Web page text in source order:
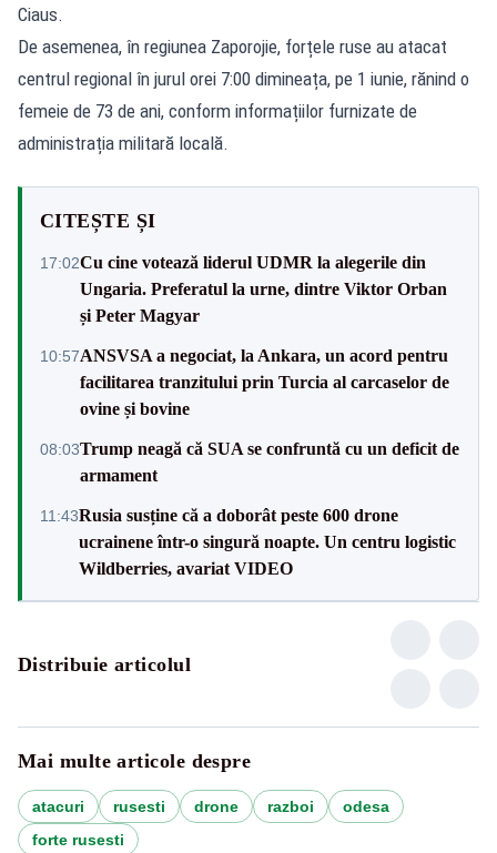
Ciaus.
De asemenea, în regiunea Zaporojie, forțele ruse au atacat
centrul regional în jurul orei 7:00 dimineața, pe 1 iunie, rănind o
femeie de 73 de ani, conform informațiilor furnizate de
administrația militară locală.
CITEȘTE ȘI
17:02Cu cine votează liderul UDMR la alegerile din
Ungaria. Preferatul la urne, dintre Viktor Orban
și Peter Magyar
10:57ANSVSA a negociat, la Ankara, un acord pentru
facilitarea tranzitului prin Turcia al carcaselor de
ovine și bovine
08:03Trump neagă că SUA se confruntă cu un deficit de
armament
11:43Rusia susține că a doborât peste 600 drone
ucrainene într-o singură noapte. Un centru logistic
Wildberries, avariat VIDEO
Distribuie articolul
Mai multe articole despre
atacuri rusesti drone razboi
odesa
forte rusesti